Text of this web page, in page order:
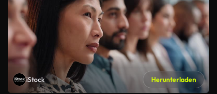
iStock Herunterladen